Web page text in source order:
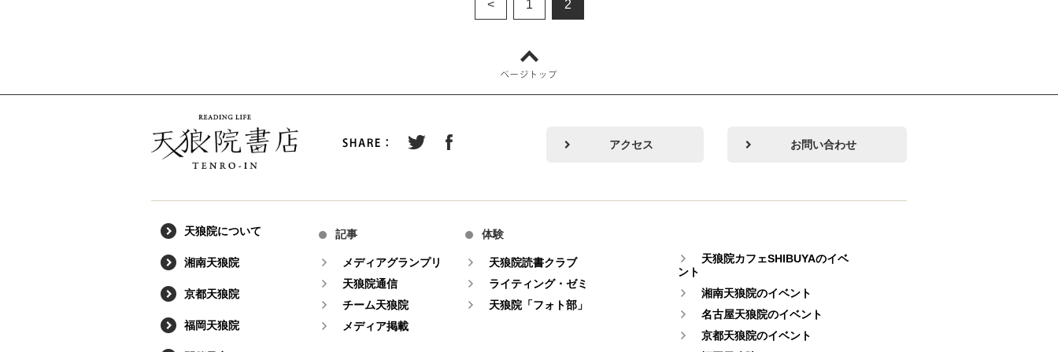
< 1 2
アクセス お問い合わせ
天狼院について
湘南天狼院
京都天狼院
福岡天狼院
記事
メディアグランプリ
天狼院通信
チーム天狼院
メディア掲載
体験
天狼院読書クラブ
ライティング・ゼミ
天狼院「フォト部」
天狼院カフェSHIBUYAのイベ
ント
湘南天狼院のイベント
名古屋天狼院のイベント
京都天狼院のイベント